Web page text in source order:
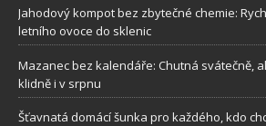
Jahodový kompot bez zbytečné chemie:
letního ovoce do sklenic
Mazanec bez kalendáře: Chutná svátečně,
klidně i v srpnu
Šťavnatá domácí šunka pro každého, kdo